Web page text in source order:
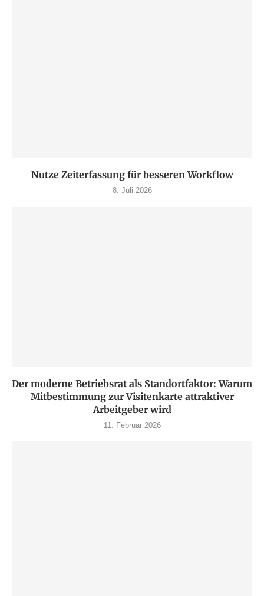
Nutze Zeiterfassung für besseren Workflow
8. Juli 2026
Der moderne Betriebsrat als Standortfaktor: Warum
Mitbestimmung zur Visitenkarte attraktiver
Arbeitgeber wird
11. Februar 2026